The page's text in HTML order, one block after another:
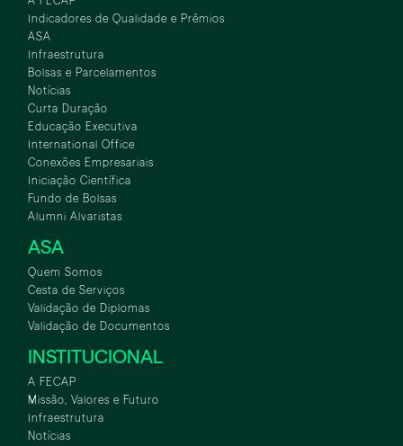
Indicadores de Qualidade e Prêmios
ASA
Infraestrutura
Bolsas e Parcelamentos
Notícias
Curta Duração
Educação Executiva
International Office
Conexões Empresariais
Iniciação Científica
Fundo de Bolsas
Alumni Alvaristas
ASA
Quem Somos
Cesta de Serviços
Validação de Diplomas
Validação de Documentos
INSTITUCIONAL
A FECAP
Missão, Valores e Futuro
Infraestrutura
Notícias